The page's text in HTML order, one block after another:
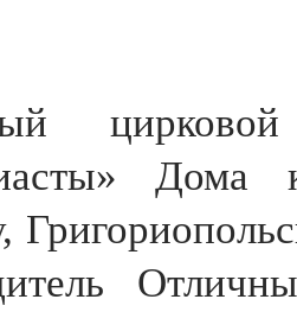
цирковой
Дома